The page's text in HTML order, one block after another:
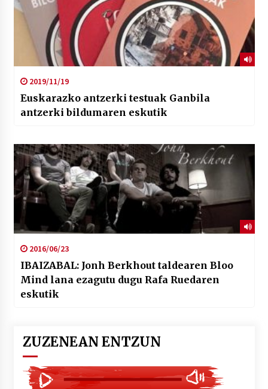
2019/11/19
Euskarazko antzerki testuak Ganbila
antzerki bildumaren eskutik
2016/06/23
IBAIZABAL: Jonh Berkhout taldearen Bloo
Mind lana ezagutu dugu Rafa Ruedaren
eskutik
ZUZENEAN ENTZUN